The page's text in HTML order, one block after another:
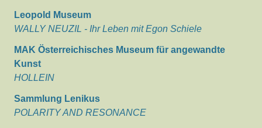
Leopold Museum
WALLY NEUZIL - Ihr Leben mit Egon Schiele
MAK Österreichisches Museum für angewandte
Kunst
HOLLEIN
Sammlung Lenikus
POLARITY AND RESONANCE